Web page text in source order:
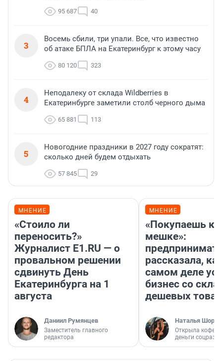
95 687 40
3
Восемь сбили, три упали. Все, что известно
об атаке БПЛА на Екатеринбург к этому часу
80 120 323
4
Неподалеку от склада Wildberries в
Екатеринбурге заметили столб черного дыма
65 881 113
5
Новогодние праздники в 2027 году сократят:
сколько дней будем отдыхать
57 845 29
МНЕНИЕ
«Стоило ли
переносить?»
Журналист E1.RU — о
провальном решении
сдвинуть День
Екатеринбурга на 1
августа
Даниил Румянцев
Заместитель главного
редактора
МНЕНИЕ
«Покупаешь
мешке»:
рассказала,
самом деле
бизнес со
дешевых
Наталья
Открыла
деньги